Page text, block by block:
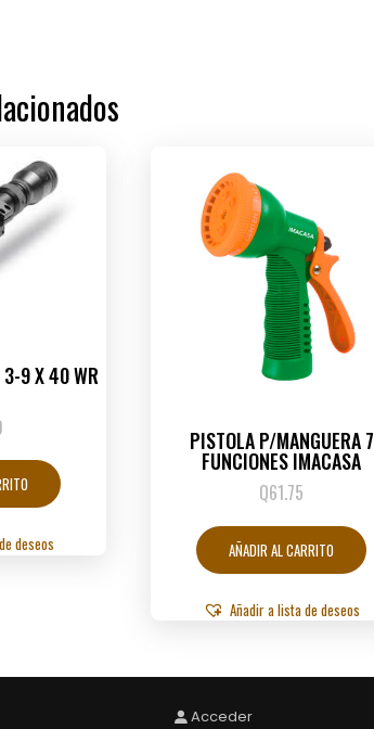
3-9 X 40 WR
deseos
PISTOLA P/MANGUERA 7
FUNCIONES IMACASA
Q61.75
AÑADIR AL CARRITO
Añadir a lista de deseos
Acceder